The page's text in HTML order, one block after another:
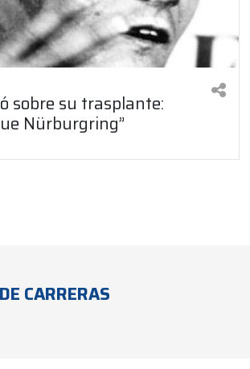
sobre su trasplante:
Nürburgring”
CARRERAS